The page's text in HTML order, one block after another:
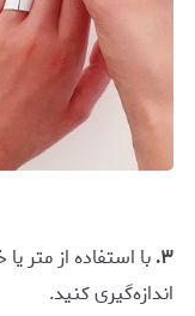
٣. با استفاده از
اندازه‌گیری کنید.